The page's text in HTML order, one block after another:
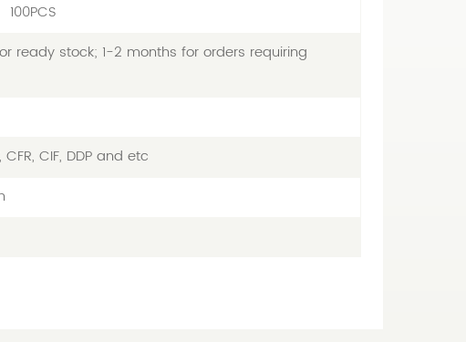
100PCS
ready stock; 1-2 months for orders requiring
CFR, CIF, DDP and etc